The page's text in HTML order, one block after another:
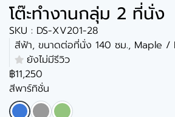
โต๊ะทำงานกลุ่ม 2 ที่นั่ง
SKU : DS-XV201-28
สีฟ้า, ขนาดต่อที่นั่ง 140 ซม., Maple /
ยังไม่มีรีวิว
฿11,250
สีพาร์ทิชั่น